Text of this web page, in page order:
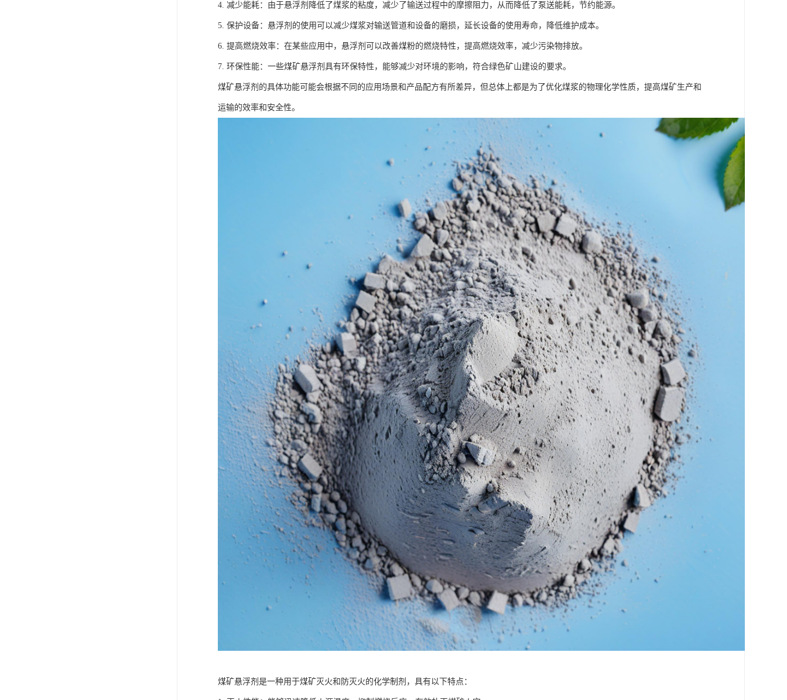
4. 减少能耗：由于悬浮剂降低了煤浆的粘度，减少了输送过程中的摩擦阻力，从而降低了泵送能耗，节约能源。
5. 保护设备：悬浮剂的使用可以减少煤浆对输送管道和设备的磨损，延长设备的使用寿命，降低维护成本。
6. 提高燃烧效率：在某些应用中，悬浮剂可以改善煤粉的燃烧特性，提高燃烧效率，减少污染物排放。
7. 环保性能：一些煤矿悬浮剂具有环保特性，能够减少对环境的影响，符合绿色矿山建设的要求。
煤矿悬浮剂的具体功能可能会根据不同的应用场景和产品配方有所差异，但总体上都是为了优化煤浆的物理化学性质，提高煤矿生产和
运输的效率和安全性。
煤矿悬浮剂是一种用于煤矿灭火和防灭火的化学制剂，具有以下特点：